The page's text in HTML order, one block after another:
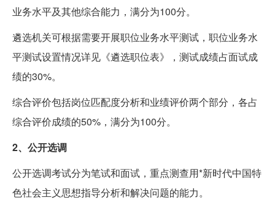
业务水平及其他综合能力，满分为100分。
遴选机关可根据需要开展职位业务水平测试，职位业务水
平测试设置情况详见《遴选职位表》，测试成绩占面试成
绩的30%。
综合评价包括岗位匹配度分析和业绩评价两个部分，各占
综合评价成绩的50%，满分为100分。
2、公开选调
公开选调考试分为笔试和面试，重点测查用*新时代中国特
色社会主义思想指导分析和解决问题的能力。